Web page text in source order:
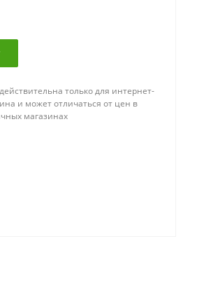
только для интернет-
и может отличаться от цен в
магазинах